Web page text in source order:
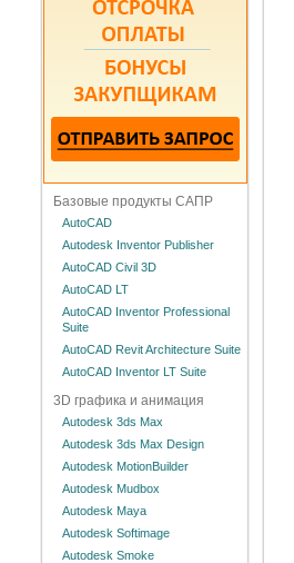
Базовые продукты САПР
AutoCAD
Autodesk Inventor Publisher
AutoCAD Civil 3D
AutoCAD LT
AutoCAD Inventor Professional
Suite
AutoCAD Revit Architecture Suite
AutoCAD Inventor LT Suite
3D графика и анимация
Autodesk 3ds Max
Autodesk 3ds Max Design
Autodesk MotionBuilder
Autodesk Mudbox
Autodesk Maya
Autodesk Softimage
Autodesk Smoke